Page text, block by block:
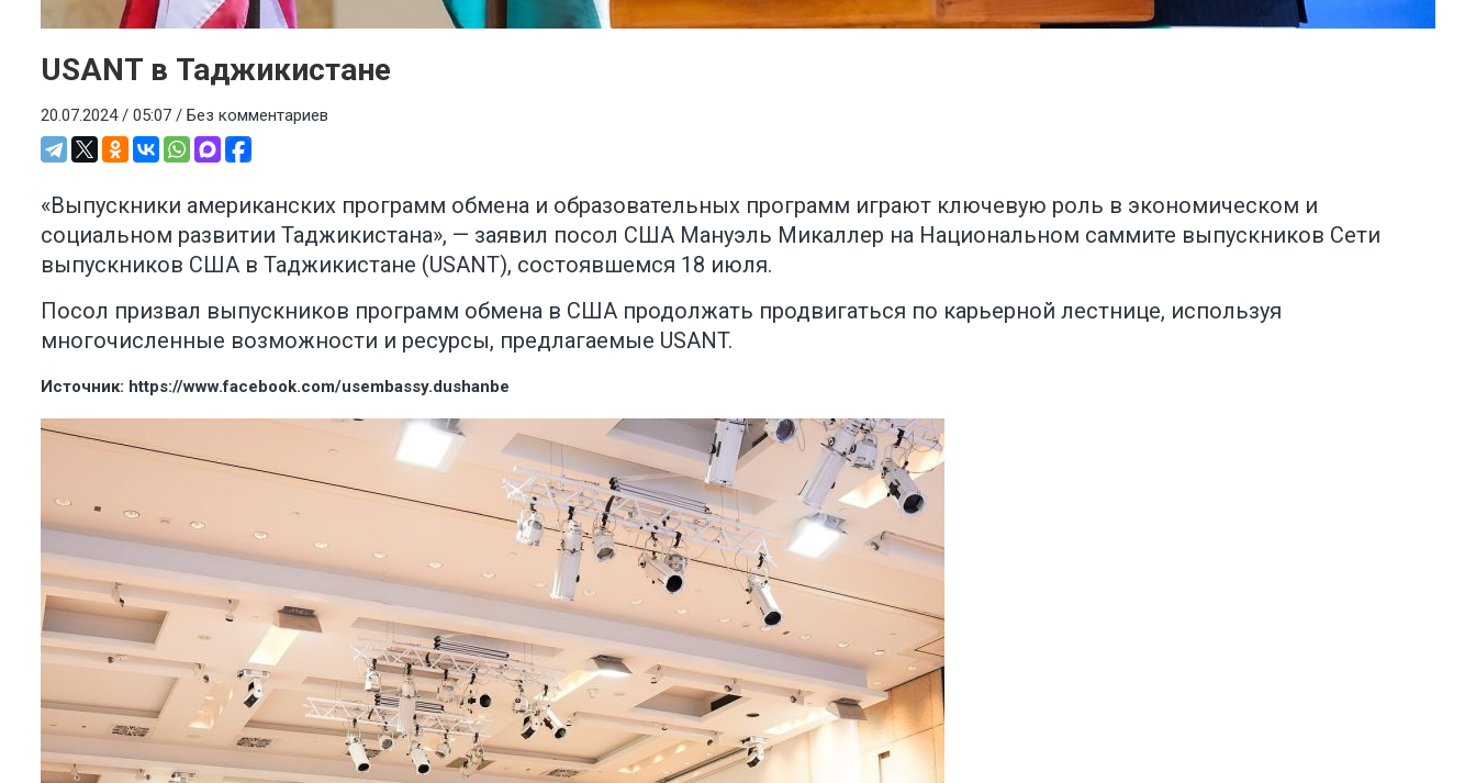
USANT в Таджикистане
20.07.2024 / 05:07 / Без комментариев
«Выпускники американских программ обмена и образовательных программ играют ключевую роль в экономическом и
социальном развитии Таджикистана», — заявил посол США Мануэль Микаллер на Национальном саммите выпускников Сети
выпускников США в Таджикистане (USANT), состоявшемся 18 июля.
Посол призвал выпускников программ обмена в США продолжать продвигаться по карьерной лестнице, используя
многочисленные возможности и ресурсы, предлагаемые USANT.
Источник: https://www.facebook.com/usembassy.dushanbe